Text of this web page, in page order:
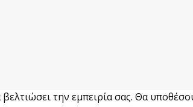
την εμπειρία σας. Θα